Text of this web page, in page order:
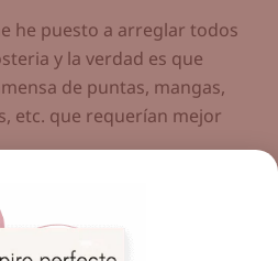
he puesto a arreglar todos
y la verdad es que
de puntas, mangas,
etc. que requerían mejor